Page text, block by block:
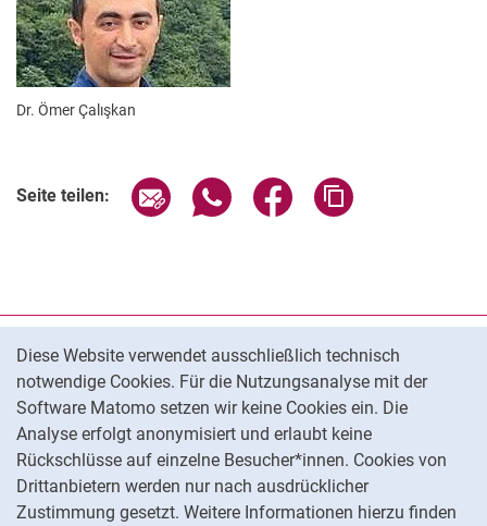
Diese Website verwendet ausschließlich technisch
notwendige Cookies. Für die Nutzungsanalyse mit der
Software Matomo setzen wir keine Cookies ein. Die
Analyse erfolgt anonymisiert und erlaubt keine
Rückschlüsse auf einzelne Besucher*innen. Cookies von
Drittanbietern werden nur nach ausdrücklicher
Zustimmung gesetzt. Weitere Informationen hierzu finden
Dr. Ömer Çalışkan
Seite teilen: Seite über E-Mail teilen
Seite über WhatsApp teilen
Seite über Facebook
Datenschutz
Barrierefreiheit
Transparenter KI-Einsatz
Impressum
Cookie-Einstellungen